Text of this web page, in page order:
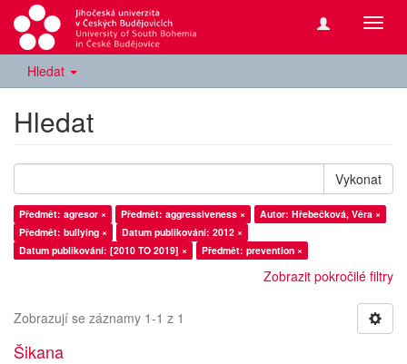
Hledat
Hledat
Vykonat
Předmět: agresor × Předmět: aggressiveness ×
Autor: Hřebečková, Věra ×
Předmět: bullying ×
Datum publikování: 2012 ×
Datum publikování: [2010 TO 2019] ×
Předmět: prevention ×
Zobrazit pokročilé filtry
Zobrazují se záznamy 1-1 z 1
Šikana